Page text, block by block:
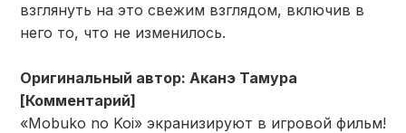
взглянуть на это свежим взглядом, включив в
него то, что не изменилось.
Оригинальный автор: Аканэ Тамура
[Комментарий]
«Mobuko no Koi» экранизируют в игровой фильм!